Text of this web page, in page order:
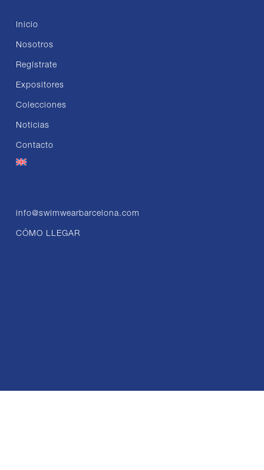
Inicio
Nosotros
Regístrate
Expositores
Colecciones
Noticias
Contacto
info@swimwearbarcelona.com
CÓMO LLEGAR